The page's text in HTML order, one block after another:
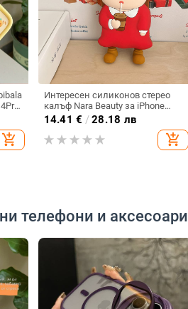
add_shopping_cart
Интересен силиконов стерео
калъф Nara Beauty за iPhone
16/15PROMAX за Apple 14/13PRO
14.41 € /28.18 лв
add_shopping_cart
телефони и аксесоари